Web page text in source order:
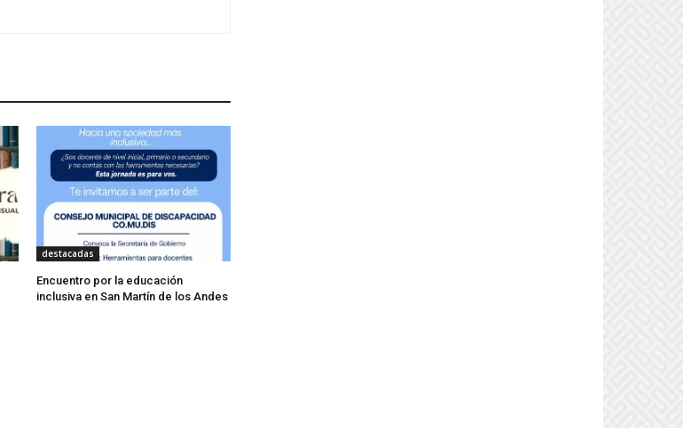
destacadas
Encuentro por la educación
inclusiva en San Martín de los Andes